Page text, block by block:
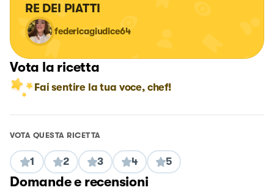
RE DEI PIATTI
federicagiudice64
Vota la ricetta
Fai sentire la tua voce, chef!
VOTA QUESTA RICETTA
1 2 3 4 5
Domande e recensioni